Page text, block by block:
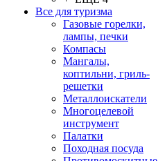
Все для туризма
Газовые горелки,
лампы, печки
Компасы
Мангалы,
коптильни, гриль-
решетки
Металлоискатели
Многоцелевой
инструмент
Палатки
Походная посуда